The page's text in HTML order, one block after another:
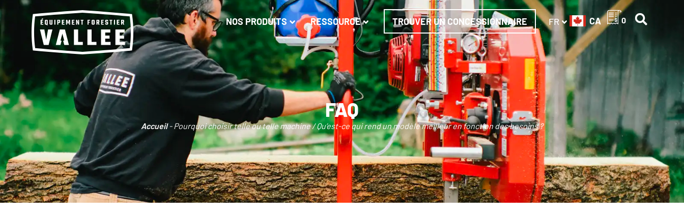
0
CA
NOS PRODUITS RESSOURCE TROUVER UN CONCESSIONNAIRE FR
FAQ
Accueil-Pourquoi choisir telle ou telle machine / Qu’est-ce qui rend un modèle meilleur en fonction des besoins ?